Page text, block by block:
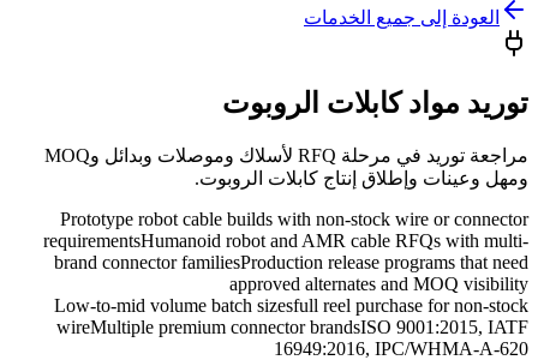
العودة إلى جميع الخدمات
توريد مواد كابلات الروبوت
مراجعة توريد في مرحلة RFQ لأسلاك وموصلات وبدائل وMOQ
ومهل وعينات وإطلاق إنتاج كابلات الروبوت.
Prototype robot cable builds with non-stock wire or connector
requirementsHumanoid robot and AMR cable RFQs with multi-
brand connector familiesProduction release programs that need
approved alternates and MOQ visibility
Low-to-mid volume batch sizesfull reel purchase for non-stock
wireMultiple premium connector brandsISO 9001:2015, IATF
16949:2016, IPC/WHMA-A-620